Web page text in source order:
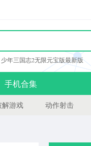
少年三国志2无限元宝版最新版
手机合集
解游戏 动作射击